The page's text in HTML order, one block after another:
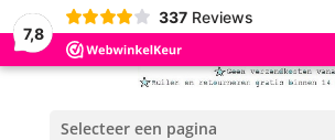
7,8
337 Reviews
Selecteer een pagina